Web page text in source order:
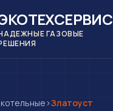
ГАЗОВЫЕ
›Златоуст